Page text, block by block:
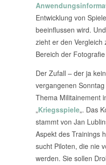
Entwicklung von
beeinflussen wird.
zieht er den Vergleich
Bereich der
Der Zufall – der ja
vergangenen
Thema Militainement
„Kriegsspiele„. Das
stammt von Jan
Aspekt des Trainings
sucht Piloten, die nie
werden. Sie sollen